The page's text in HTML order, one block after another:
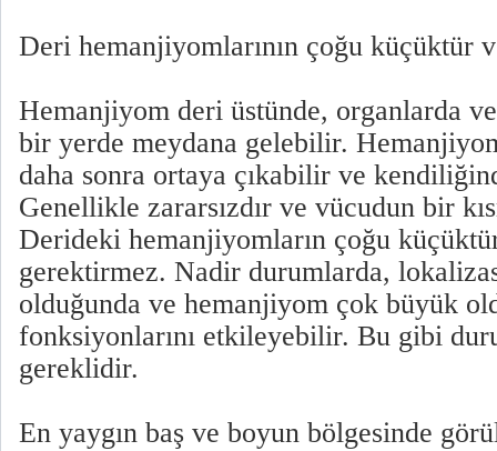
Deri hemanjiyomlarının çoğu küçüktür
Hemanjiyom deri üstünde, organlarda
bir yerde meydana gelebilir.
daha sonra ortaya çıkabilir ve
Genellikle zararsızdır ve vücudun bir
Derideki hemanjiyomların çoğu
gerektirmez. Nadir durumlarda,
olduğunda ve hemanjiyom çok büyük
fonksiyonlarını etkileyebilir. Bu gibi
gereklidir.
En yaygın baş ve boyun bölgesinde